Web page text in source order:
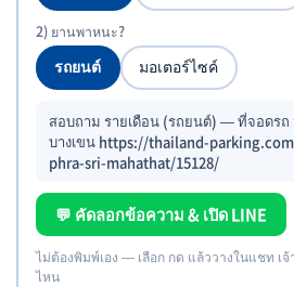
2) ยานพาหนะ?
รถยนต์ มอเตอร์ไซค์
สอบถาม รายเดือน (รถยนต์) — ที่จอดร
บางเขน https://thailand-
phra-sri-mahathat/15128/
💬 คัดลอกข้อความ & เปิด LINE
ไม่ต้องพิมพ์เอง — เลือก กด แล้ววางในแชท เ
ไหน